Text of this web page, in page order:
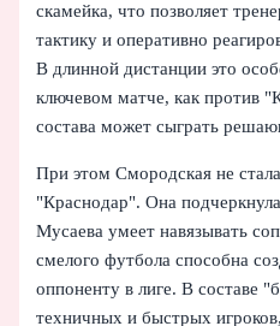
скамейка, что позволяет
тактику и оперативно
В длинной дистанции это
ключевом матче, как против
состава может сыграть
При этом Смородская не
"Краснодар". Она
Мусаева умеет навязывать
смелого футбола способна
оппоненту в лиге. В составе
техничных и быстрых